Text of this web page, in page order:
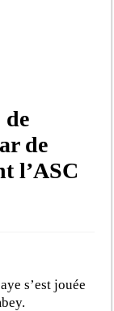
de
de
l’ASC
s’est jouée